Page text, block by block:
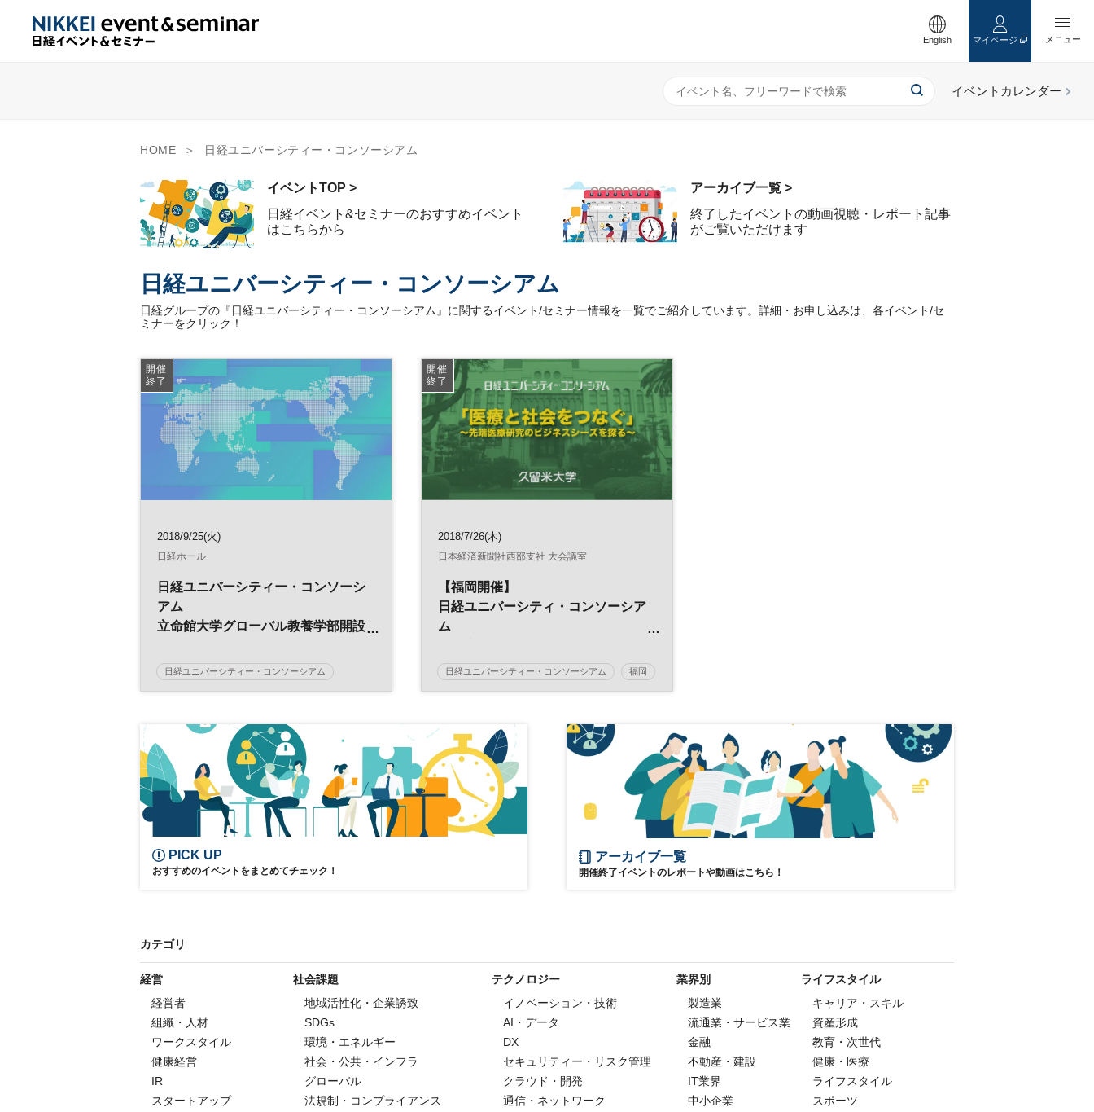
English マイページ
HOME 日経ユニバーシティー・コンソーシアム
イベントTOP >
日経イベント&セミナーのおすすめイベント
はこちらから
アーカイブ一覧 >
終了したイベントの動画視聴・レポート記事
がご覧いただけます
日経ユニバーシティー・コンソーシアム
日経グループの『日経ユニバーシティー・コンソーシアム』に関するイベント/セミナー情報を一覧でご紹介しています。詳細・お申し込みは、各イベント/セ
ミナーをクリック！
開催
終了
2018/9/25(火)
日経ホール
日経ユニバーシティー・コンソーシ
アム
立命館大学グローバル教養学部開設
新しいリベラル・アーツの可能性
～グローバル人材の育成を考える～
日経ユニバーシティー・コンソーシアム
開催
終了
2018/7/26(木)
日本経済新聞社西部支社 大会議室
【福岡開催】
日経ユニバーシティ・コンソーシア
ム
～先端医療研究のビジネスシーズを
探る～
日経ユニバーシティー・コンソーシアム 福岡
PICK UP
おすすめのイベントをまとめてチェック！
アーカイブ一覧
開催終了イベントのレポートや動画はこちら！
カテゴリ
経営
経営者
組織・人材
ワークスタイル
健康経営
IR
スタートアップ
社会課題
地域活性化・企業誘致
SDGs
環境・エネルギー
社会・公共・インフラ
グローバル
法規制・コンプライアンス
テクノロジー
イノベーション・技術
AI・データ
DX
セキュリティー・リスク管理
クラウド・開発
通信・ネットワーク
業界別
製造業
流通業・サービス業
金融
不動産・建設
IT業界
中小企業
ライフスタイル
キャリア・スキル
資産形成
教育・次世代
健康・医療
ライフスタイル
スポーツ